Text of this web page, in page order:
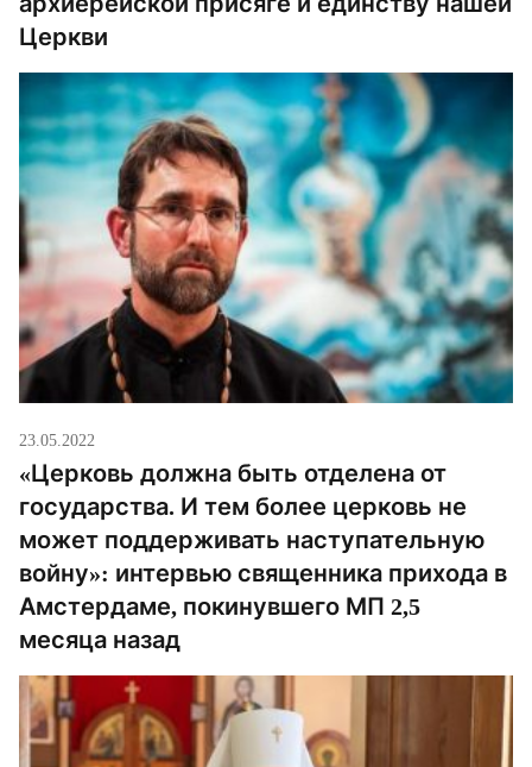
Церкви
23.05.2022
«Церковь должна быть отделена от
государства. И тем более церковь не
может поддерживать наступательную
войну»: интервью священника прихода в
Амстердаме, покинувшего МП 2,5
месяца назад